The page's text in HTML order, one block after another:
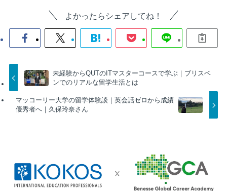
よかったらシェアしてね！
未経験からQUTのITマスターコースで学ぶ｜ブリスベ
ンでのリアルな留学生活とは
マッコーリー大学の留学体験談｜英会話ゼロから成績
優秀者へ｜久保玲奈さん